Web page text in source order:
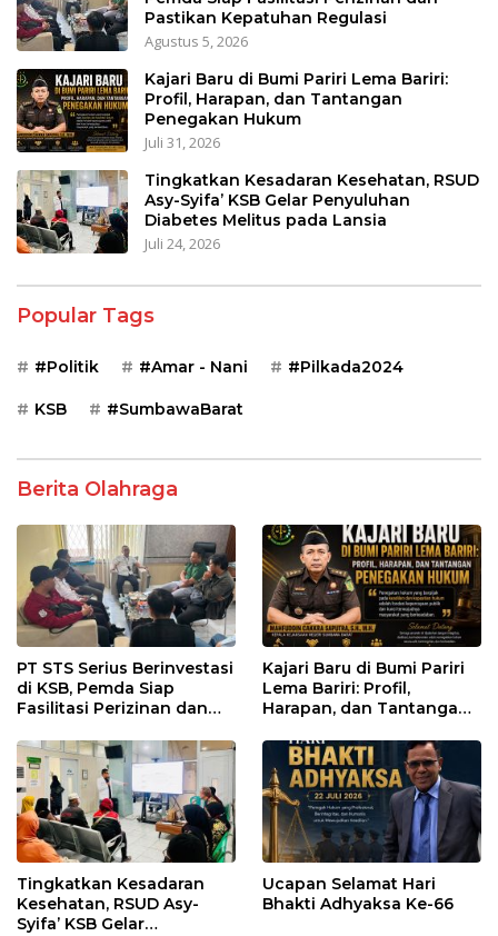
Pastikan Kepatuhan Regulasi
Agustus 5, 2026
Kajari Baru di Bumi Pariri Lema Bariri:
Profil, Harapan, dan Tantangan
Penegakan Hukum
Juli 31, 2026
Tingkatkan Kesadaran Kesehatan, RSUD
Asy-Syifa’ KSB Gelar Penyuluhan
Diabetes Melitus pada Lansia
Juli 24, 2026
Popular Tags
#Politik #Amar - Nani #Pilkada2024
KSB #SumbawaBarat
Berita Olahraga
PT STS Serius Berinvestasi
di KSB, Pemda Siap
Fasilitasi Perizinan dan
Regulasi
Kajari Baru di Bumi Pariri
Lema Bariri: Profil,
Harapan, dan Tantangan
Tingkatkan Kesadaran
Kesehatan, RSUD Asy-
Syifa’ KSB Gelar
Ucapan Selamat Hari
Bhakti Adhyaksa Ke-66